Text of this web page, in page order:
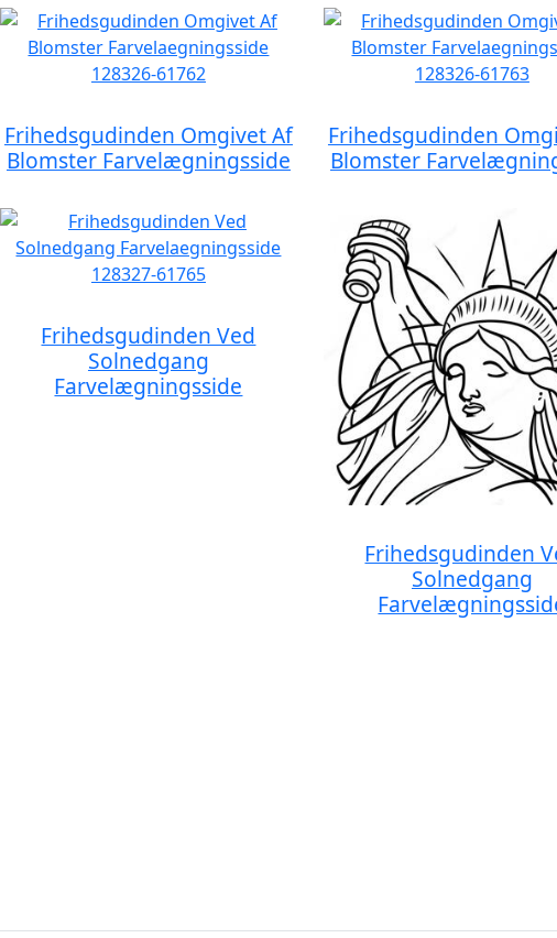
Frihedsgudinden Omgivet Af
Blomster Farvelægningsside
Frihedsgudinden
Blomster
Frihedsgudinden Ved
Solnedgang
Farvelægningsside
Frihedsgudinden
Solnedgang